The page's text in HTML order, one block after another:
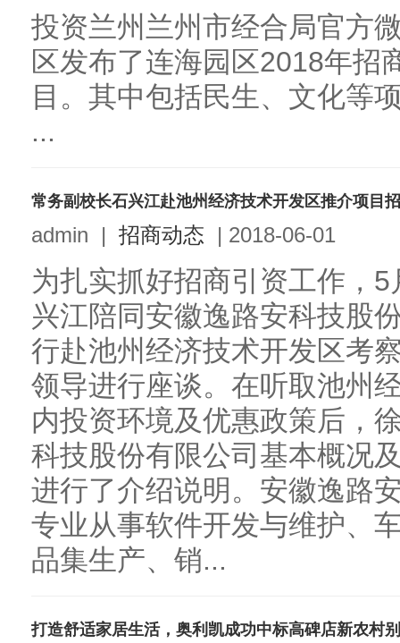
投资兰州兰州市经合局官方
区发布了连海园区2018年招
目。其中包括民生、文化等
...
常务副校长石兴江赴池州经济技术开发区推介项目
admin | 招商动态 | 2018-06-01
为扎实抓好招商引资工作，
兴江陪同安徽逸路安科技股
行赴池州经济技术开发区考
领导进行座谈。在听取池州
内投资环境及优惠政策后，
科技股份有限公司基本概况
进行了介绍说明。安徽逸路
专业从事软件开发与维护、
品集生产、销...
打造舒适家居生活，奥利凯成功中标高碑店新农村